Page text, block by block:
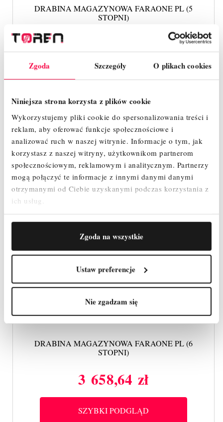
Zgoda Szczegóły O plikach cookies
Niniejsza strona korzysta z plików cookie
Wykorzystujemy pliki cookie do spersonalizowania treści i
reklam, aby oferować funkcje społecznościowe i
analizować ruch w naszej witrynie. Informacje o tym, jak
korzystasz z naszej witryny, użytkownikom partnerom
społecznościowym, reklamowym i analitycznym. Partnerzy
mogą połączyć te informacje z innymi danymi danymi
otrzymanymi od Ciebie uzyskanymi podczas korzystania z
ich usług.
Zgoda na wszystkie
Ustaw preferencje
Nie zgadzam się
DRABINA MAGAZYNOWA FARAONE PL (5
STOPNI)
DRABINA MAGAZYNOWA FARAONE PL (6
STOPNI)
Cena
3 658,64 zł
SZYBKI PODGLĄD